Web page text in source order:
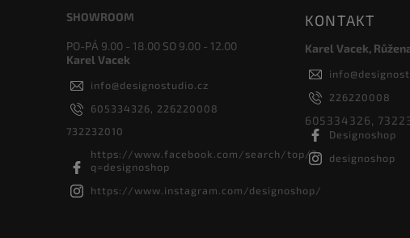
SHOWROOM
PO-PÁ 9.00 - 18.00 SO 9.00 - 12.00
Karel Vacek
info@designostudio.cz
605334326, 226220008
732232010
https://www.facebook.com/search/top/?
q=designoshop
https://www.instagram.com/designoshop/
KONTAKT
Karel Vacek,
info@
226220008
605334326,
Designoshop
designoshop